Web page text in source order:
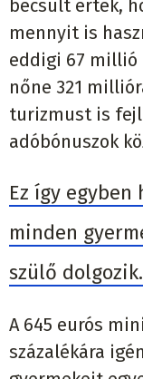
becsült érték,
mennyit is
eddigi 67 millió
nőne 321
turizmust is
adóbónuszok
Ez így
minden
szülő dolgozik.
A 645 eurós
százalékára